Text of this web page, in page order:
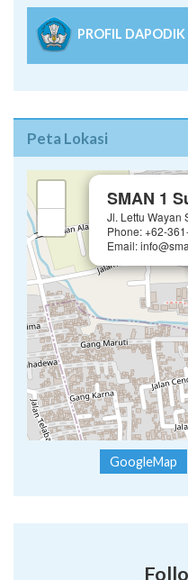
PROFIL DAPODIK
Peta Lokasi
SMAN 1
Jl. Lettu Wayan
Phone: +62-
Email:
GoogleMap